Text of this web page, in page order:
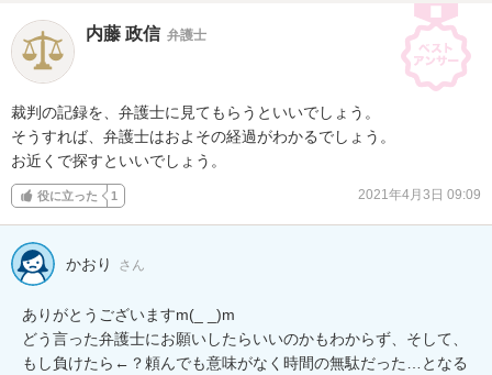
内藤 政信 弁護士
裁判の記録を、弁護士に見てもらうといいでしょう。
そうすれば、弁護士はおよその経過がわかるでしょう。
お近くで探すといいでしょう。
役に立った 1 2021年4月3日 09:09
かおり さん
ありがとうございますm(_ _)m
どう言った弁護士にお願いしたらいいのかもわからず、そして、
もし負けたら←？頼んでも意味がなく時間の無駄だった…となる